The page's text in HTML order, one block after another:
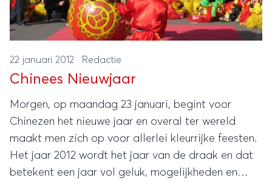
22 januari 2012 · Redactie
Chinees Nieuwjaar
Morgen, op maandag 23 januari, begint voor
Chinezen het nieuwe jaar en overal ter wereld
maakt men zich op voor allerlei kleurrijke feesten.
Het jaar 2012 wordt het jaar van de draak en dat
betekent een jaar vol geluk, mogelijkheden en